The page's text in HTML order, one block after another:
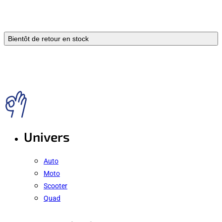
Bientôt de retour en stock
Univers
Auto
Moto
Scooter
Quad